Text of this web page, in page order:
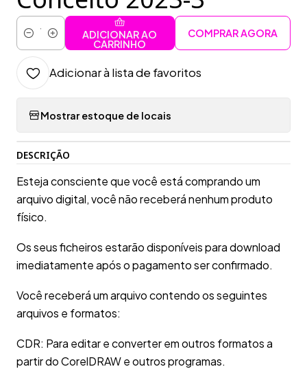
Quantidade
ADICIONAR AO
CARRINHO
COMPRAR AGORA
Adicionar à lista de favoritos
Mostrar estoque de locais
DESCRIÇÃO
Esteja consciente que você está comprando um
arquivo digital, você não receberá nenhum produto
físico.
Os seus ficheiros estarão disponíveis para download
imediatamente após o pagamento ser confirmado.
Você receberá um arquivo contendo os seguintes
arquivos e formatos:
CDR: Para editar e converter em outros formatos a
partir do CorelDRAW e outros programas.